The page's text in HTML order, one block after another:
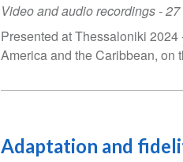
Video and audio recordings -27
Presented at Thessaloniki
America and the Caribbean, on
Adaptation and